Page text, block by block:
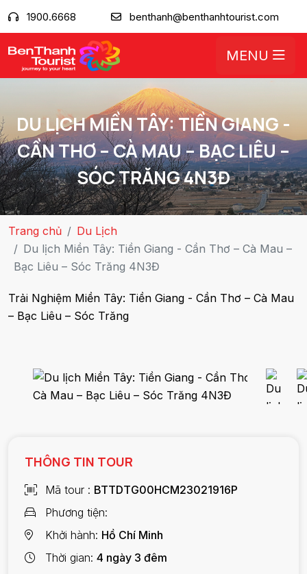
1900.6668 benthanh@benthanhtourist.com
MENU
DU LỊCH MIỀN TÂY: TIỀN GIANG -
CẦN THƠ – CÀ MAU – BẠC LIÊU –
SÓC TRĂNG 4N3Đ
Trang chủ
Du Lịch
Du lịch Miền Tây: Tiền Giang - Cần Thơ – Cà Mau –
Bạc Liêu – Sóc Trăng 4N3Đ
Trải Nghiệm Miền Tây: Tiền Giang - Cần Thơ – Cà Mau
– Bạc Liêu – Sóc Trăng
THÔNG TIN TOUR
Mã tour
BTTDTG00HCM23021916P
Phương tiện
Khởi hành Hồ Chí Minh
Thời gian 4 ngày 3 đêm